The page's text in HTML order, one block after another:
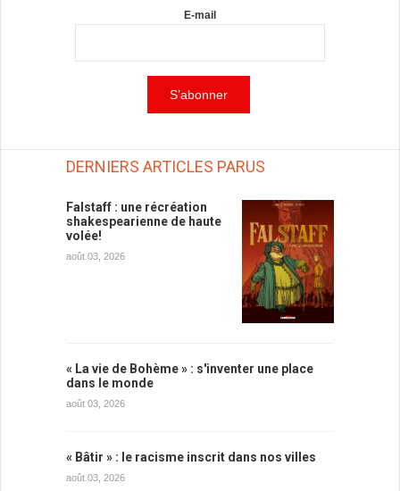
E-mail
DERNIERS ARTICLES PARUS
Falstaff : une récréation
shakespearienne de haute
volée!
août 03, 2026
« La vie de Bohème » : s'inventer une place
dans le monde
août 03, 2026
« Bâtir » : le racisme inscrit dans nos villes
août 03, 2026